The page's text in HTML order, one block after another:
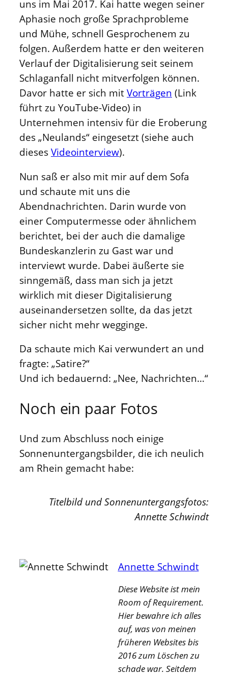
uns im Mai 2017. Kai hatte wegen seiner
Aphasie noch große Sprachprobleme
und Mühe, schnell Gesprochenem zu
folgen. Außerdem hatte er den weiteren
Verlauf der Digitalisierung seit seinem
Schlaganfall nicht mitverfolgen können.
Davor hatte er sich mit Vorträgen (Link
führt zu YouTube-Video) in
Unternehmen intensiv für die Eroberung
des „Neulands“ eingesetzt (siehe auch
dieses Videointerview).
Nun saß er also mit mir auf dem Sofa
und schaute mit uns die
Abendnachrichten. Darin wurde von
einer Computermesse oder ähnlichem
berichtet, bei der auch die damalige
Bundeskanzlerin zu Gast war und
interviewt wurde. Dabei äußerte sie
sinngemäß, dass man sich ja jetzt
wirklich mit dieser Digitalisierung
auseinandersetzen sollte, da das jetzt
sicher nicht mehr wegginge.
Da schaute mich Kai verwundert an und
fragte: „Satire?“
Und ich bedauernd: „Nee, Nachrichten…“
Noch ein paar Fotos
Und zum Abschluss noch einige
Sonnenuntergangsbilder, die ich neulich
am Rhein gemacht habe:
Titelbild und Sonnenuntergangsfotos:
Annette Schwindt
Annette Schwindt
Diese Website ist mein
Room of Requirement.
Hier bewahre ich alles
auf, was von meinen
früheren Websites bis
2016 zum Löschen zu
schade war. Seitdem